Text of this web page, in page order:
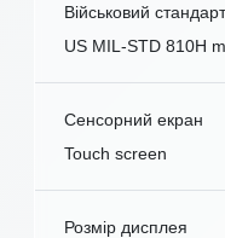
Військовий стандарт
US MIL-STD 810H
Сенсорний екран
Touch screen
Розмір дисплея